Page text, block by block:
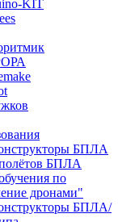
KIT
БПЛА
БПЛА
по
дронами"
БПЛА/